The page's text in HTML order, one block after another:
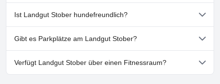
Nein, ein Spa ist im Landgut Stober nicht vorhanden.
Ist Landgut Stober hundefreundlich?
Ja, Landgut Stober heißt Hunde willkommen.
Gibt es Parkplätze am Landgut Stober?
Ja, Parkmöglichkeiten sind im Landgut Stober vorhanden.
Verfügt Landgut Stober über einen Fitnessraum?